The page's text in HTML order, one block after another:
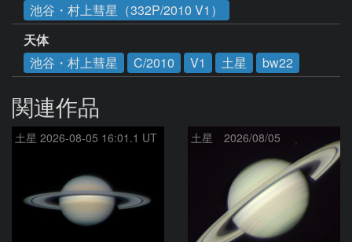
池谷・村上彗星（332P/2010 V1）
天体
池谷・村上彗星
C/2010 V1 土星 bw22
関連作品
土星 2026-08-05 16:01.1 UT 土星 2026/08/05